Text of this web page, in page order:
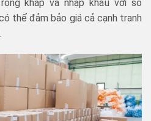
khắp và nhập khẩu với số
thể đảm bảo giá cả cạnh tranh